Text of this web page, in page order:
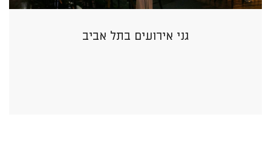
גני אירועים בתל אביב